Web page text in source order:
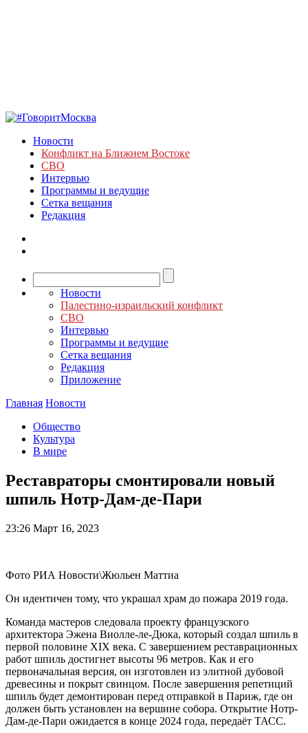
Новости
Конфликт на Ближнем Востоке
СВО
Интервью
Программы и ведущие
Сетка вещания
Редакция
Новости
Палестино-израильский конфликт
СВО
Интервью
Программы и ведущие
Сетка вещания
Редакция
Приложение
Главная Новости
Общество
Культура
В мире
Реставраторы смонтировали новый
шпиль Нотр-Дам-де-Пари
23:26 Март 16, 2023
Фото РИА Новости\Жюльен Маттиа
Он идентичен тому, что украшал храм до пожара 2019 года.
Команда мастеров следовала проекту французского
архитектора Эжена Виолле-ле-Дюка, который создал шпиль в
первой половине XIX века. С завершением реставрационных
работ шпиль достигнет высоты 96 метров. Как и его
первоначальная версия, он изготовлен из элитной дубовой
древесины и покрыт свинцом. После завершения репетиций
шпиль будет демонтирован перед отправкой в Париж, где он
должен быть установлен на вершине собора. Открытие Нотр-
Дам-де-Пари ожидается в конце 2024 года, передаёт ТАСС.